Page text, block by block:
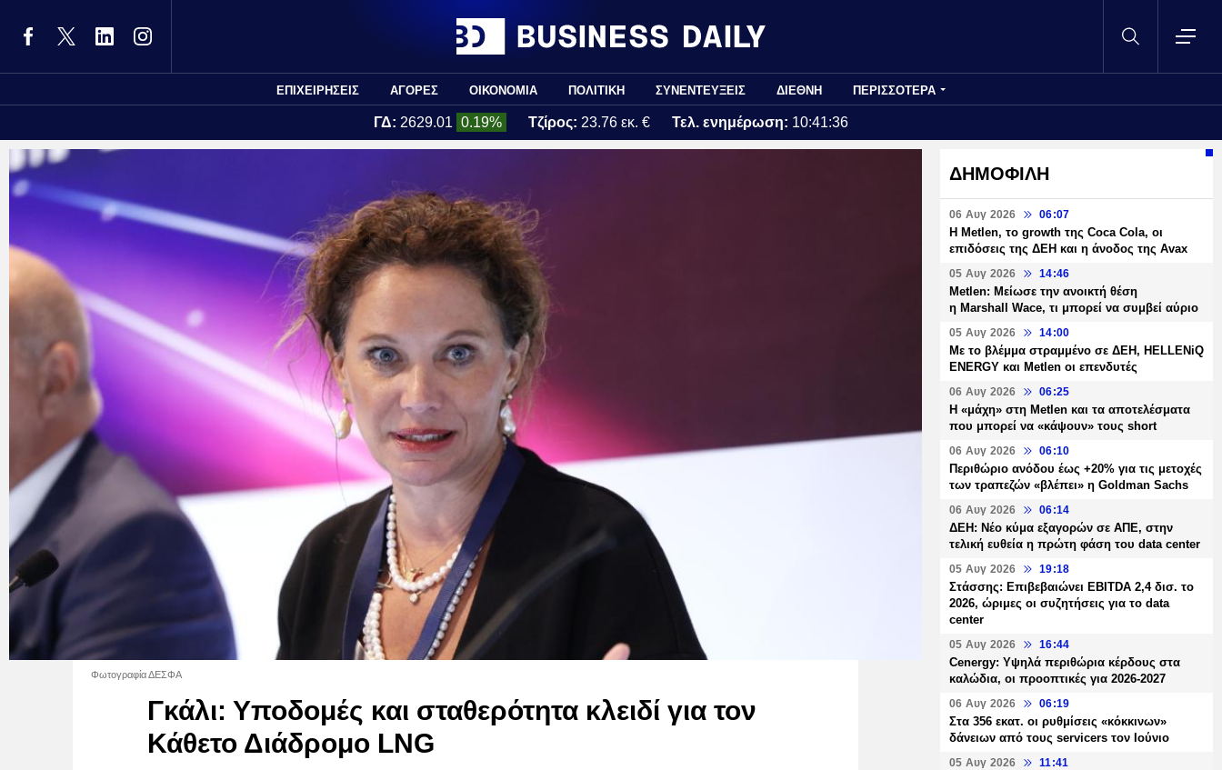
ΕΠΙΧΕΙΡΗΣΕΙΣ ΑΓΟΡΕΣ ΟΙΚΟΝΟΜΙΑ ΠΟΛΙΤΙΚΗ ΣΥΝΕΝΤΕΥΞΕΙΣ ΔΙΕΘΝΗ ΠΕΡΙΣΣΟΤΕΡΑ
ΓΔ: 2629.01 0.19% Τζίρος: 23.76 εκ. € Τελ. ενημέρωση: 10:41:36
Φωτογραφία ΔΕΣΦΑ
Γκάλι: Υποδομές και σταθερότητα κλειδί για τον
Κάθετο Διάδρομο LNG
ΔΗΜΟΦΙΛΗ
06 Αυγ 2026 06:07
H Metlen, το growth της Coca Cola, οι
επιδόσεις της ΔΕΗ και η άνοδος της Avax
05 Αυγ 2026 14:46
Metlen: Μείωσε την ανοικτή θέση
η Marshall Wace, τι μπορεί να συμβεί αύριο
05 Αυγ 2026 14:00
Με το βλέμμα στραμμένο σε ΔΕΗ, HELLENiQ
ENERGY και Metlen οι επενδυτές
06 Αυγ 2026 06:25
H «μάχη» στη Metlen και τα αποτελέσματα
που μπορεί να «κάψουν» τους short
06 Αυγ 2026 06:10
Περιθώριο ανόδου έως +20% για τις μετοχές
των τραπεζών «βλέπει» η Goldman Sachs
06 Αυγ 2026 06:14
ΔΕΗ: Νέο κύμα εξαγορών σε ΑΠΕ, στην
τελική ευθεία η πρώτη φάση του data center
05 Αυγ 2026 19:18
Στάσσης: Επιβεβαιώνει EBITDA 2,4 δισ. το
2026, ώριμες οι συζητήσεις για το data
center
05 Αυγ 2026 16:44
Cenergy: Υψηλά περιθώρια κέρδους στα
καλώδια, οι προοπτικές για 2026-2027
06 Αυγ 2026 06:19
Στα 356 εκατ. οι ρυθμίσεις «κόκκινων»
δάνειων από τους servicers τον Ιούνιο
05 Αυγ 2026 11:41